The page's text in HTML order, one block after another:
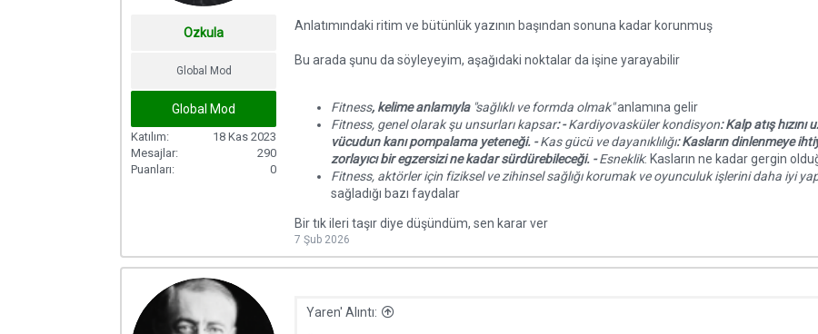
Ozkula
Global Mod
Global Mod
Katılım
18 Kas 2023
Mesajlar
290
Puanları
0
Anlatımındaki ritim ve bütünlük yazının başından sonuna kadar korunmuş
Bu arada şunu da söyleyeyim, aşağıdaki noktalar da işine yarayabilir
Fitness, kelime anlamıyla "sağlıklı ve formda olmak"anlamına gelir
Fitness, genel olarak şu unsurları kapsar: -Kardiyovasküler kondisyon: Kalp atış
vücudun kanı pompalama yeteneği. -Kas gücü ve dayanıklılığı: Kasların dinlenmeye
zorlayıcı bir egzersizi ne kadar sürdürebileceği. -Esneklik: Kasların ne kadar gergin
Fitness, aktörler için fiziksel ve zihinsel sağlığı korumak ve oyunculuk işlerini daha iyi
sağladığı bazı faydalar
Bir tık ileri taşır diye düşündüm, sen karar ver
7 Şub 2026
Yaren' Alıntı: